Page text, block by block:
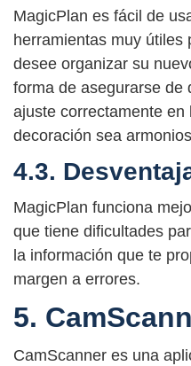
MagicPlan es fácil de
herramientas muy útiles
desee organizar su
forma de asegurarse de
ajuste correctamente
decoración sea
4.3.
MagicPlan funciona
que tiene dificultades
la información que te
margen a errores.
5.
CamScanner es una